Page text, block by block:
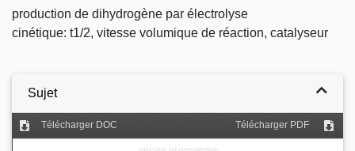
production de dihydrogène par électrolyse
cinétique: t1/2, vitesse volumique de réaction, catalyseur
Sujet